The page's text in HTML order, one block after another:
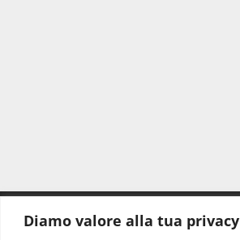
Diamo valore alla tua privacy